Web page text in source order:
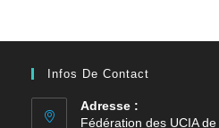
Infos De Contact
Adresse :
Fédération des UCIA